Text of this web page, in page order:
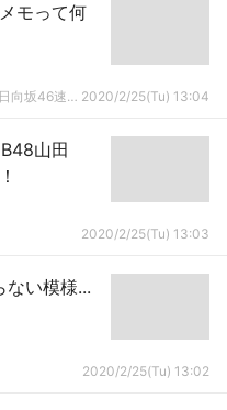
モって何
乃木通☆世界最速！乃木坂46欅坂46日向坂46速報まとめ 2020/2/25(Tu) 13:04
山田
2020/2/25(Tu) 13:03
ない模様...
2020/2/25(Tu) 13:02